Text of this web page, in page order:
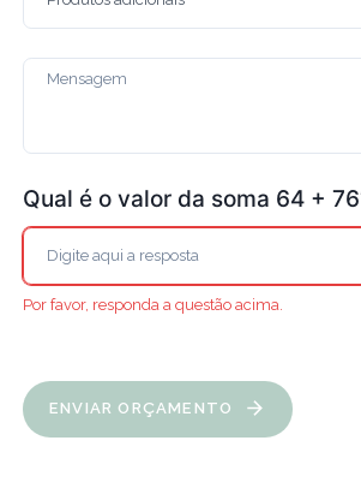
Qual é o valor da soma 64 +
Por favor, responda a questão acima.
ENVIAR ORÇAMENTO